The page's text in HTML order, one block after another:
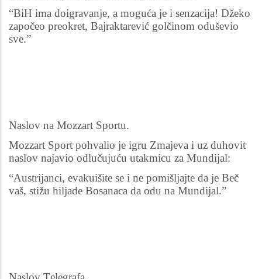
“BiH ima doigravanje, a moguća je i senzacija! Džeko
započeo preokret, Bajraktarević golčinom oduševio
sve.”
Naslov na Mozzart Sportu.
Mozzart Sport pohvalio je igru Zmajeva i uz duhovit
naslov najavio odlučujuću utakmicu za Mundijal:
“Austrijanci, evakuišite se i ne pomišljajte da je Beč
vaš, stižu hiljade Bosanaca da odu na Mundijal.”